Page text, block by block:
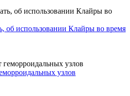
об использовании Клайры во время
узлов